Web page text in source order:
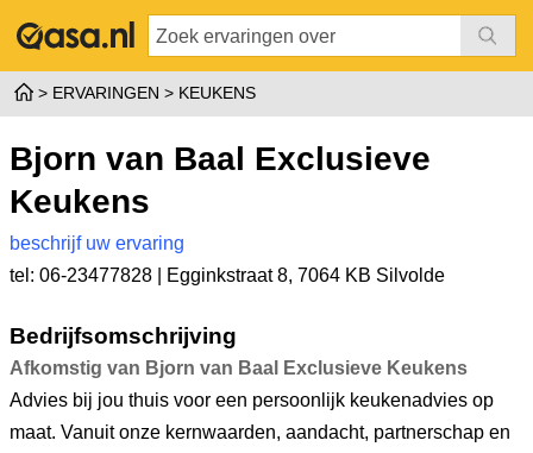
ERVARINGEN KEUKENS
Bjorn van Baal Exclusieve
Keukens
beschrijf uw ervaring
tel: 06-23477828 |
Egginkstraat 8, 7064 KB Silvolde
Bedrijfsomschrijving
Afkomstig van Bjorn van Baal Exclusieve Keukens
Advies bij jou thuis voor een persoonlijk keukenadvies op
maat. Vanuit onze kernwaarden, aandacht, partnerschap en